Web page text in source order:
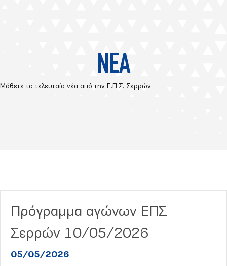
ΝΕΑ
Μάθετε τα τελευταία νέα από την Ε.Π.Σ. Σερρών
Πρόγραμμα αγώνων ΕΠΣ
Σερρών 10/05/2026
05/05/2026